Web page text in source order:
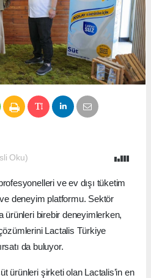
Oku)
ve ev dışı tüketim
deneyim platformu. Sektör
ürünleri birebir deneyimlerken,
Lactalis Türkiye
da buluyor.
ürünleri şirketi olan Lactalis’in en